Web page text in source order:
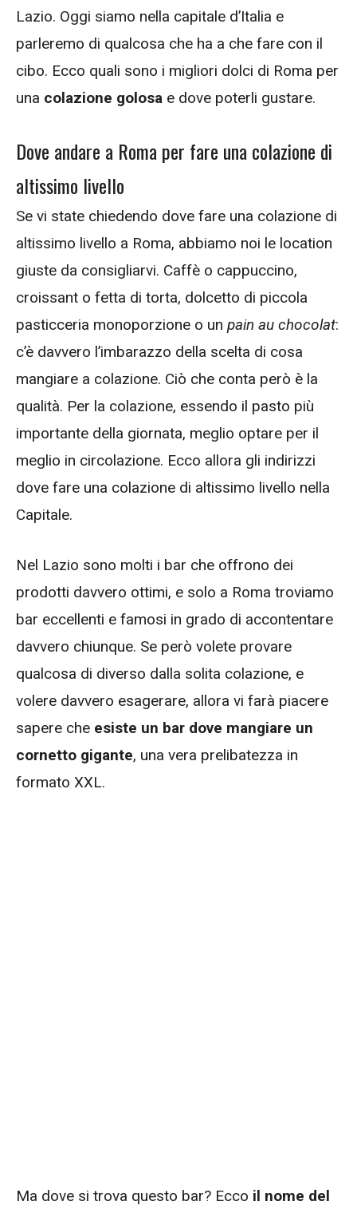
Lazio. Oggi siamo nella capitale d’Italia e
parleremo di qualcosa che ha a che fare con il
cibo. Ecco quali sono i migliori dolci di Roma per
una colazione golosa e dove poterli gustare.
Dove andare a Roma per fare una colazione di
altissimo livello
Se vi state chiedendo dove fare una colazione di
altissimo livello a Roma, abbiamo noi le location
giuste da consigliarvi. Caffè o cappuccino,
croissant o fetta di torta, dolcetto di piccola
pasticceria monoporzione o un pain au chocolat:
c’è davvero l’imbarazzo della scelta di cosa
mangiare a colazione. Ciò che conta però è la
qualità. Per la colazione, essendo il pasto più
importante della giornata, meglio optare per il
meglio in circolazione. Ecco allora gli indirizzi
dove fare una colazione di altissimo livello nella
Capitale.
Nel Lazio sono molti i bar che offrono dei
prodotti davvero ottimi, e solo a Roma troviamo
bar eccellenti e famosi in grado di accontentare
davvero chiunque. Se però volete provare
qualcosa di diverso dalla solita colazione, e
volere davvero esagerare, allora vi farà piacere
sapere che esiste un bar dove mangiare un
cornetto gigante, una vera prelibatezza in
formato XXL.
Ma dove si trova questo bar? Ecco il nome del